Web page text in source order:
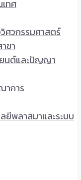
ทศ
ศวกรรมศาสตร์
ขา
ยนต์และปัญญา
าการ
ยีพลาสมาและระบบ